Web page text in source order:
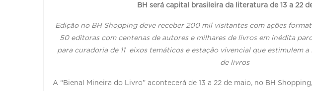
BH será capital brasileira da literatura de 13 a 22
Edição no BH Shopping deve receber 200 mil visitantes com ações
50 editoras com centenas de autores e milhares de livros em inédita
para curadoria de 11 eixos temáticos e estação vivencial que estimulem
de livros
A “Bienal Mineira do Livro” acontecerá de 13 a 22 de maio, no BH